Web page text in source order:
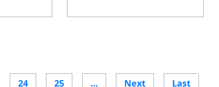
التعليم العالي والبحث العلمي.
24 25 …
Next
Last